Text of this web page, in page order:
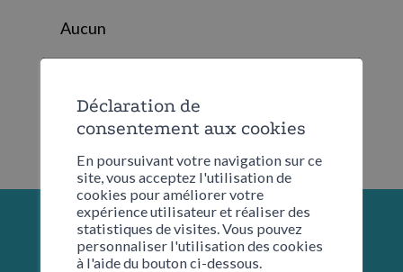
Aucun
Déclaration de
consentement aux cookies
En poursuivant votre navigation sur ce
site, vous acceptez l'utilisation de
cookies pour améliorer votre
expérience utilisateur et réaliser des
statistiques de visites. Vous pouvez
personnaliser l'utilisation des cookies
à l'aide du bouton ci-dessous.